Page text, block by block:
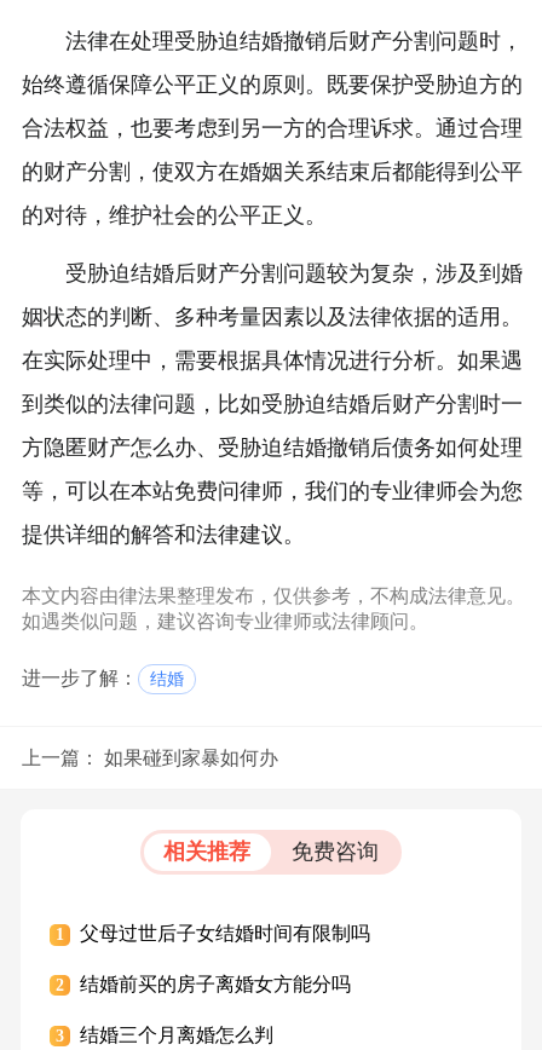
法律在处理受胁迫结婚撤销后财产分割问题时，
始终遵循保障公平正义的原则。既要保护受胁迫方的
合法权益，也要考虑到另一方的合理诉求。通过合理
的财产分割，使双方在婚姻关系结束后都能得到公平
的对待，维护社会的公平正义。
受胁迫结婚后财产分割问题较为复杂，涉及到婚
姻状态的判断、多种考量因素以及法律依据的适用。
在实际处理中，需要根据具体情况进行分析。如果遇
到类似的法律问题，比如受胁迫结婚后财产分割时一
方隐匿财产怎么办、受胁迫结婚撤销后债务如何处理
等，可以在本站免费问律师，我们的专业律师会为您
提供详细的解答和法律建议。
本文内容由律法果整理发布，仅供参考，不构成法律意见。
如遇类似问题，建议咨询专业律师或法律顾问。
进一步了解： 结婚
上一篇： 如果碰到家暴如何办
相关推荐 免费咨询
1 父母过世后子女结婚时间有限制吗
2 结婚前买的房子离婚女方能分吗
3 结婚三个月离婚怎么判